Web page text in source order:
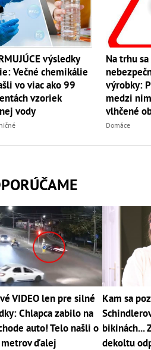
výsledky
Večné chemikálie
vo viac ako 99
vzoriek
vody
Na trhu
výrobky:
medzi
vlhčené
Domáce
VIDEO len pre silné
Chlapca zabilo na
auto! Telo našli o
ďalej
Kam sa
bikinách...
dekoltu